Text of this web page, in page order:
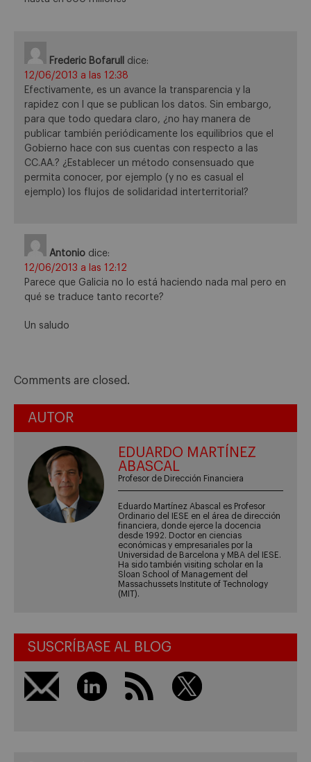
Frederic Bofarull
dice:
12/06/2013 a las 12:38
Efectivamente, es un avance la transparencia y la
rapidez con l que se publican los datos. Sin embargo,
para que todo quedara claro, ¿no hay manera de
publicar también periódicamente los equilibrios que el
Gobierno hace con sus cuentas con respecto a las
CC.AA.? ¿Establecer un método consensuado que
permita conocer, por ejemplo (y no es casual el
ejemplo) los flujos de solidaridad interterritorial?
Antonio dice:
12/06/2013 a las 12:12
Parece que Galicia no lo está haciendo nada mal pero en
qué se traduce tanto recorte?
Un saludo
Comments are closed.
AUTOR
EDUARDO MARTÍNEZ
ABASCAL
Profesor de Dirección Financiera
Eduardo Martínez Abascal es Profesor
Ordinario del IESE en el área de dirección
financiera, donde ejerce la docencia
desde 1992. Doctor en ciencias
económicas y empresariales por la
Universidad de Barcelona y MBA del IESE.
Ha sido también visiting scholar en la
Sloan School of Management del
Massachussets Institute of Technology
(MIT).
SUSCRÍBASE AL BLOG